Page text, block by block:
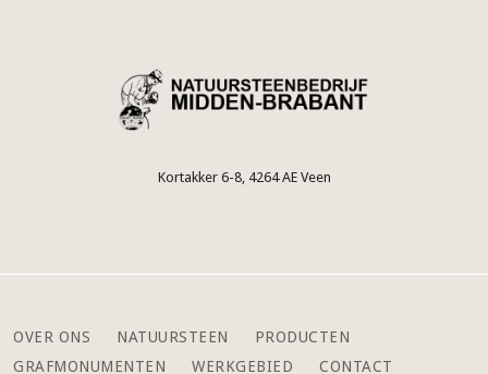
Kortakker 6-8, 4264 AE Veen
OVER ONS NATUURSTEEN
PRODUCTEN
GRAFMONUMENTEN
WERKGEBIED CONTACT